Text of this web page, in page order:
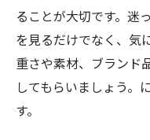
ることが大切です。迷
を見るだけでなく、気
重さや素材、ブランド
してもらいましょう。
す。